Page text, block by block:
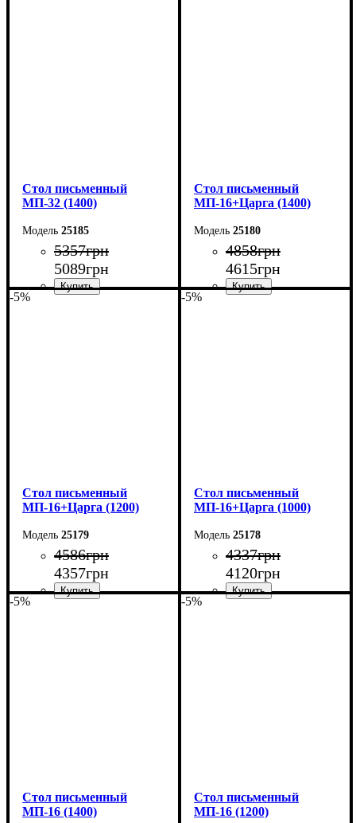
Cтол письменный
МП-32 (1400)
25185
5357грн
5089грн
Cтол письменный
МП-16+Царга (1400)
25180
4858грн
4615грн
-5%
Cтол письменный
МП-16+Царга (1200)
25179
4586грн
4357грн
-5%
Cтол письменный
МП-16+Царга (1000)
25178
4337грн
4120грн
-5%
Cтол письменный
МП-16 (1400)
-5%
Cтол письменный
МП-16 (1200)